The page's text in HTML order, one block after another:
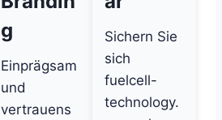
g
Einprägsam
und
vertrauens
Sichern Sie
sich
fuelcell-
technology.